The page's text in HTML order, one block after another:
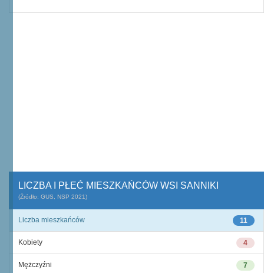
LICZBA I PŁEĆ MIESZKAŃCÓW WSI SANNIKI
(Źródło: GUS, NSP 2021)
11
Liczba mieszkańców
4
Kobiety
7
Mężczyźni